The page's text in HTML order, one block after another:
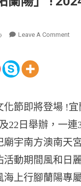
Leave A Comment
節即將登場 !
22日舉辦，一
宇南方澳南天
動期間風和日
上行腳蘭陽專